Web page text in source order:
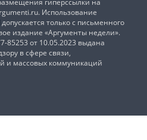
гиперссылки на
Использование
только с письменного
издание «Аргументы недели».
85253 от 10.05.2023 выдана
в сфере связи,
и массовых коммуникаций